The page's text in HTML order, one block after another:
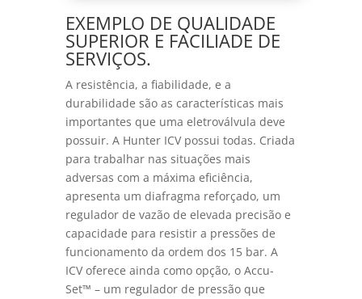
EXEMPLO DE QUALIDADE
SUPERIOR E FACILIADE DE
SERVIÇOS.
A resistência, a fiabilidade, e a
durabilidade são as características mais
importantes que uma eletroválvula deve
possuir. A Hunter ICV possui todas. Criada
para trabalhar nas situações mais
adversas com a máxima eficiência,
apresenta um diafragma reforçado, um
regulador de vazão de elevada precisão e
capacidade para resistir a pressões de
funcionamento da ordem dos 15 bar. A
ICV oferece ainda como opção, o Accu-
Set™ – um regulador de pressão que